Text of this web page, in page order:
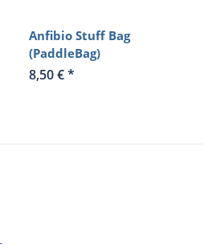
Anfibio Stuff Bag
(PaddleBag)
8,50 €*